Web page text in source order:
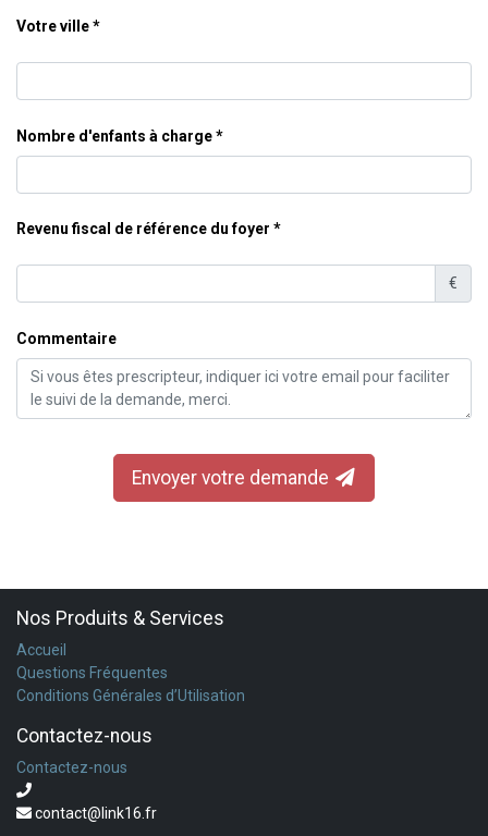
Votre ville
Nombre d'enfants à charge
Revenu fiscal de référence du foyer
€
Commentaire
Envoyer votre demande
Nos Produits & Services
Accueil
Questions Fréquentes
Conditions Générales d’Utilisation
Contactez-nous
Contactez-nous
contact@link16.fr